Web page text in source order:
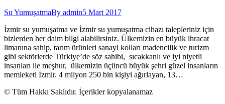
Su YumuşatmaBy admin5 Mart 2017
İzmir su yumuşatma ve İzmir su yumuşatma cihazı talepleriniz için
bizlerden her daim bilgi alabilirsiniz. Ülkemizin en büyük ihracat
limanına sahip, tarım ürünleri sanayi kolları madencilik ve turizm
gibi sektörlerde Türkiye’de söz sahibi, sıcakkanlı ve iyi niyetli
insanları ile meşhur, ülkemizin üçüncü büyük şehri güzel insanların
memleketi İzmir. 4 milyon 250 bin kişiyi ağırlayan, 13…
© Tüm Hakkı Saklıdır. İçerikler kopyalanamaz